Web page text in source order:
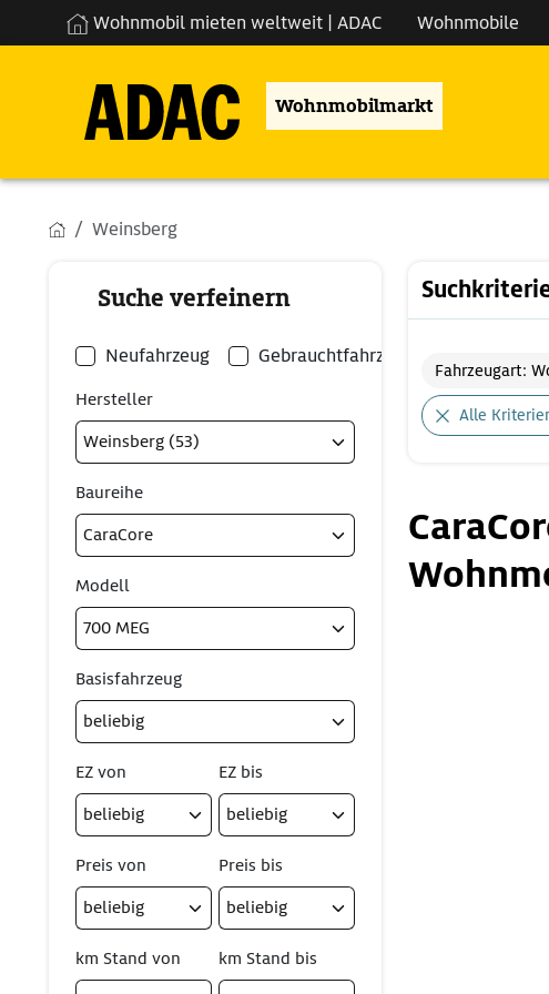
Wohnmobil mieten weltweit | ADAC Wohnmobile
Wohnmobilmarkt
Weinsberg
Fahrzeugart:
Alle
Suche verfeinern
Neufahrzeug Gebrauchtfahrzeug
Hersteller
Baureihe
Modell
Basisfahrzeug
EZ von EZ bis
Preis von Preis bis
km Stand von km Stand bis